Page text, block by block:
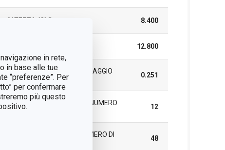
in rete,
in base alle tue
“preferenze”. Per
per confermare
più questo
ALTEZZA (CM) 8.400
12.800
PESO COMPRESO L'IMBALLAGGIO
(KG)
0.251
IMBALLAGGIO DI GRUPPO (NUMERO
DI PEZZI)
12
SCATOLA PRINCIPALE (NUMERO DI
48